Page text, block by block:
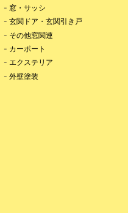
- 窓・サッシ
-玄関ドア・玄関引き戸
- その他窓関連
- カーポート
-エクステリア
-外壁塗装